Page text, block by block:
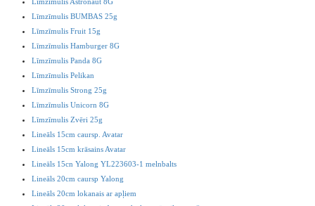
Līmzīmulis BUMBAS 25g
Līmzīmulis Fruit 15g
Līmzīmulis Hamburger 8G
Līmzīmulis Panda 8G
Līmzīmulis Pelikan
Līmzīmulis Strong 25g
Līmzīmulis Unicorn 8G
Līmzīmulis Zvēri 25g
Lineāls 15cm caursp. Avatar
Lineāls 15cm krāsains Avatar
Lineāls 15cn Yalong YL223603-1 melnbalts
Lineāls 20cm caursp Yalong
Lineāls 20cm lokanais ar apļiem